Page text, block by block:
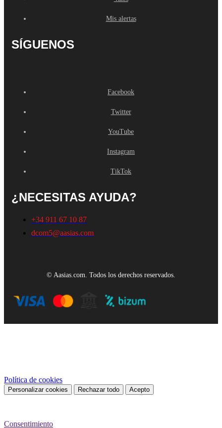
Mis alertas
SÍGUENOS
Facebook
Twitter
YouTube
Instagram
TikTok
¿NECESITAS AYUDA?
+34 911 67 10 87
dcom5@aasias.com
© Aasias.com. Todos los derechos reservados.
Política de cookies
Personalizar cookies Rechazar todo Acepto
Consentimiento